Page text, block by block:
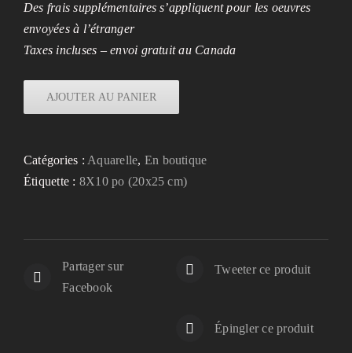
Des frais supplémentaires s’appliquent pour les oeuvres
envoyées à l’étranger
Taxes incluses – envoi gratuit au Canada
AJOUTER AU PANIER
Catégories : Aquarelle, En boutique
Étiquette : 8X10 po (20x25 cm)
Partager sur
Facebook
Tweeter ce produit
Épingler ce produit